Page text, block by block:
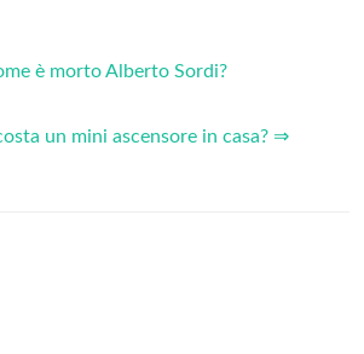
è morto Alberto Sordi?
un mini ascensore in casa? ⇒